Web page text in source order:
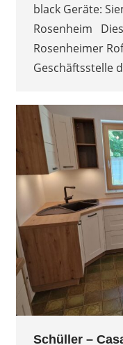
black Geräte:
Rosenheim
Rosenheimer
Geschäftsstelle
Schüller –